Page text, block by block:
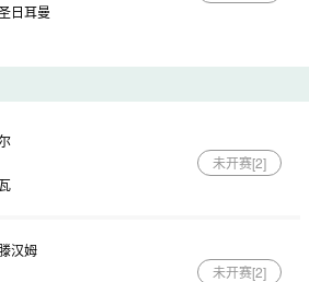
日耳曼
未开赛[2]
汉姆
未开赛[2]